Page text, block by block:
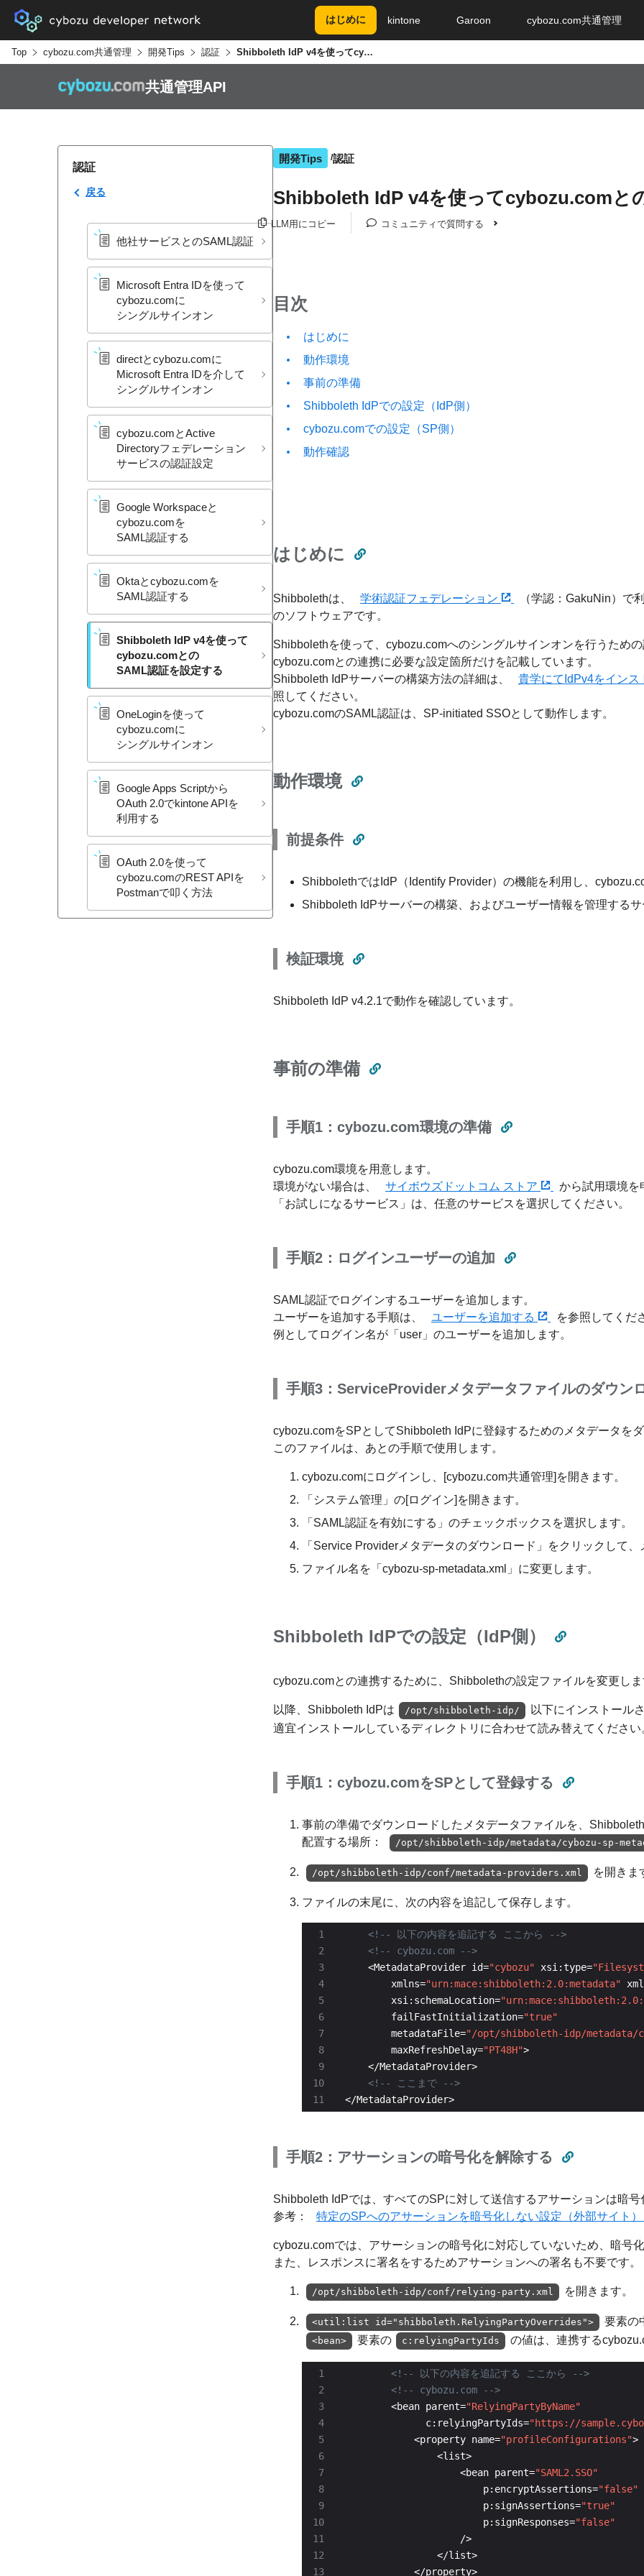
はじめに kintone Garoon cybozu.com共通管理
Top cybozu.com共通管理 開発Tips 認証 Shibboleth IdP v4を使ってcybozu.comとのSAML認証を設定する
共通管理API
認証
戻る
他社サービスとの​SAML認証
Microsoft Entra IDを​使って​
cybozu.comに​
シングルサインオン
directと​cybozu.comに​
Microsoft Entra IDを​介して​
シングルサインオン
cybozu.comと​Active
Directoryフェデレーション
サービスの​認証設定
Google Workspaceと​
cybozu.comを​
SAML認証する
Oktaと​cybozu.comを​
SAML認証する
Shibboleth IdP v4を​使って​
cybozu.comとの​
SAML認証を​設定する
OneLoginを​使って​
cybozu.comに​
シングルサインオン
Google Apps Scriptから​
OAuth 2.0で​kintone APIを​
利用する
OAuth 2.0を​使って​
cybozu.comの​REST APIを​
Postmanで​叩く​方​法
開発Tips 認証
Shibboleth IdP v4を使ってcybozu.comと
LLM用にコピー コミュニティで質問する
目次
はじめに
動作環境
事前の準備
Shibboleth IdPでの設定（IdP側）
cybozu.comでの設定（SP側）
動作確認
はじめに
Shibbolethは、 学術認証フェデレーション
（学認：GakuNin）で
のソフトウェアです。
Shibbolethを使って、cybozu.comへのシングルサインオンを行うための
cybozu.comとの連携に必要な設定箇所だけを記載しています。
Shibboleth IdPサーバーの構築方法の詳細は、
貴学にてIdPv4をインス
照してください。
cybozu.comのSAML認証は、SP-initiated SSOとして動作します。
動作環境
前提条件
ShibbolethではIdP（Identify Provider）の機能を利用し、
Shibboleth IdPサーバーの構築、およびユーザー情報を管理する
検証環境
Shibboleth IdP v4.2.1で動作を確認しています。
事前の準備
手順1：cybozu.com環境の準備
cybozu.com環境を用意します。
環境がない場合は、
サイボウズドットコム ストア
から試用環境を
「お試しになるサービス」は、任意のサービスを選択してください。
手順2：ログインユーザーの追加
SAML認証でログインするユーザーを追加します。
ユーザーを追加する手順は、
ユーザーを追加する
を参照してくだ
例としてログイン名が「user」のユーザーを追加します。
手順3：ServiceProviderメタデータファイルのダウン
cybozu.comをSPとしてShibboleth IdPに登録するためのメタデータをダ
このファイルは、あとの手順で使用します。
cybozu.comにログインし、[cybozu.com共通管理]を開きます。
「システム管理」の[ログイン]を開きます。
「SAML認証を有効にする」のチェックボックスを選択します。
「Service Providerメタデータのダウンロード」をクリックして
ファイル名を「cybozu-sp-metadata.xml」に変更します。
Shibboleth IdPでの設定（IdP側）
cybozu.comとの連携するために、Shibbolethの設定ファイルを変更しま
以降、Shibboleth IdPは /opt/shibboleth-idp/
以下にインストール
適宜インストールしているディレクトリに合わせて読み替えてください
手順1：cybozu.comをSPとして登録する
事前の準備でダウンロードしたメタデータファイルを、
配置する場所：
/opt/shibboleth-idp/metadata/cybozu-sp-
/opt/shibboleth-idp/conf/metadata-providers.xml を開きま
ファイルの末尾に、次の内容を追記して保存します。
3
4
5
6
7
8
9
10
<!-- 以下の内容を追記する ここから -->
<!-- cybozu.com -->
    <MetadataProvider id=
"cybozu" xsi:type=
        xmlns=
"urn:mace:shibboleth:2.0:metadata"
        xsi:schemaLocation=
        failFastInitialization=
"true"
        metadataFile=
"/opt/shibboleth-idp/metadata/
        maxRefreshDelay=
"PT48H"
<!-- ここまで -->
</MetadataProvider>
手順2：アサーションの暗号化を解除する
Shibboleth IdPでは、すべてのSPに対して送信するアサーションは暗号
参考：
特定のSPへのアサーションを暗号化しない設定（外部サイト）
cybozu.comでは、アサーションの暗号化に対応していないため、暗号化
また、レスポンスに署名をするためアサーションへの署名も不要です。
/opt/shibboleth-idp/conf/relying-party.xml を開きます。
<util:list id="shibboleth.RelyingPartyOverrides"> 要素の
<bean> 要素の c:relyingPartyIds の値は、連携する
3
4
5
6
7
8
9
10
13
<!-- 以下の内容を追記する ここから -->
<!-- cybozu.com -->
        <bean parent=
"RelyingPartyByName"
              c:relyingPartyIds=
"https://
            <property name=
"profileConfigurations"
                    <bean parent=
"SAML2.SSO"
                        p:encryptAssertions=
"false"
                        p:signAssertions=
"true"
                        p:signResponses=
"false"